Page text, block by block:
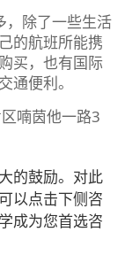
，除了一些生活
的航班所能携
买，也有国际
通便利。
喃茵他一路3
的鼓励。对此
以点击下侧咨
成为您首选咨